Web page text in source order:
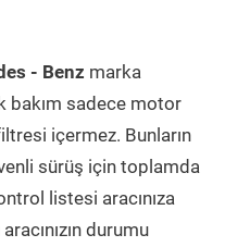
- Benz marka
bakım sadece motor
içermez. Bunların
sürüş için toplamda
listesi aracınıza
durumu